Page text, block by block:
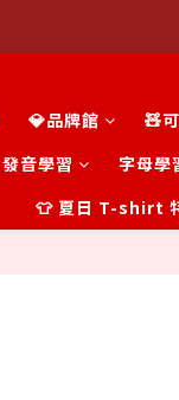
💎品牌館
🧸
發音學習
字母學
👕 夏日 T-shirt